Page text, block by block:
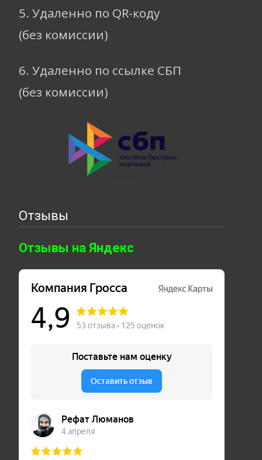
5. Удаленно по QR-коду
(без комиссии)
6. Удаленно по ссылке СБП
(без комиссии)
Отзывы
Отзывы на Яндекс